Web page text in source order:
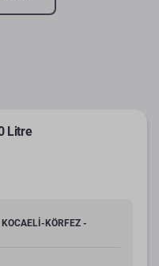
Litre
KOCAELİ-KÖRFEZ -